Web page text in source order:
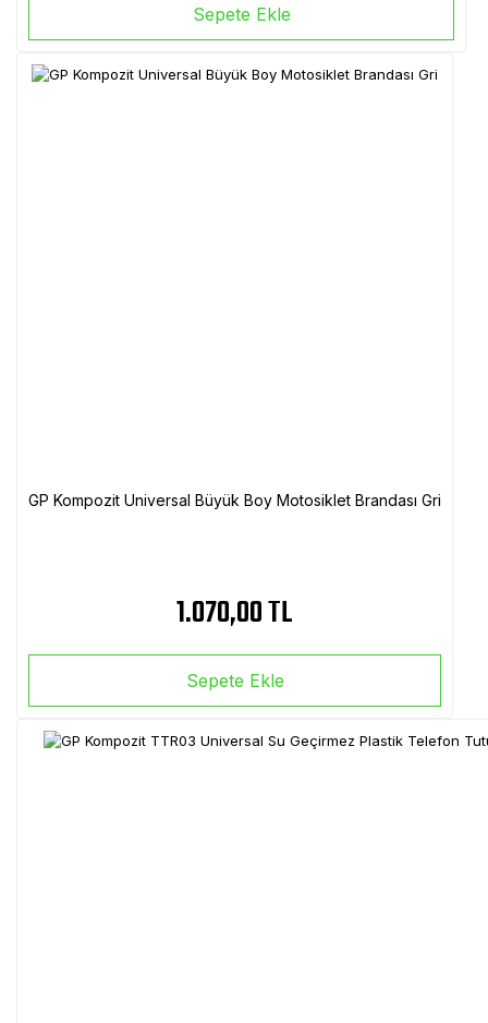
Sepete Ekle
GP Kompozit Universal Büyük Boy Motosiklet Brandası Gri
1.070,00 TL
Sepete Ekle